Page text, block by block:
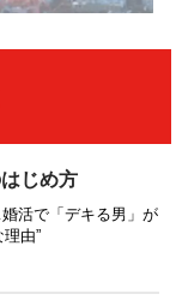
じめ方
活で「デキる男」が
由”